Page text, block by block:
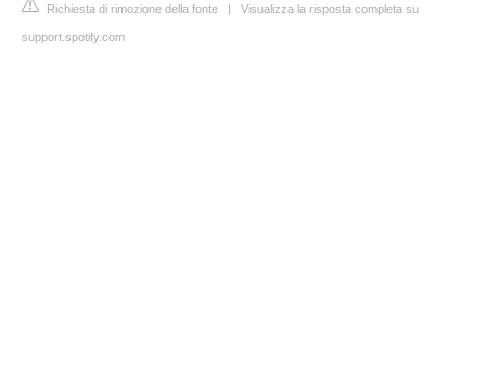
Richiesta di rimozione della fonte | Visualizza la risposta completa su
support.spotify.com